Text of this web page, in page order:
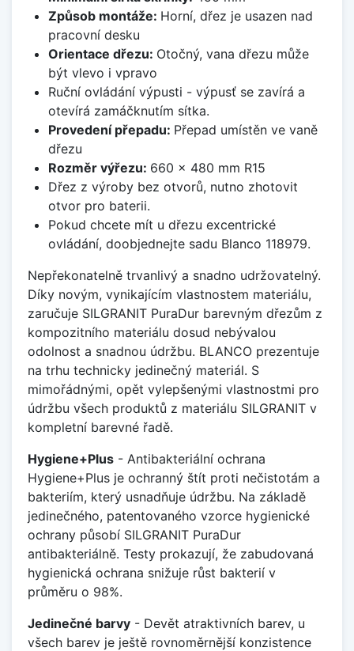
Způsob montáže: Horní, dřez je usazen nad
pracovní desku
Orientace dřezu: Otočný, vana dřezu může
být vlevo i vpravo
Ruční ovládání výpusti - výpusť se zavírá a
otevírá zamáčknutím sítka.
Provedení přepadu: Přepad umístěn ve vaně
dřezu
Rozměr výřezu: 660 x 480 mm R15
Dřez z výroby bez otvorů, nutno zhotovit
otvor pro baterii.
Pokud chcete mít u dřezu excentrické
ovládání, doobjednejte sadu Blanco 118979.
Nepřekonatelně trvanlivý a snadno udržovatelný.
Díky novým, vynikajícím vlastnostem materiálu,
zaručuje SILGRANIT PuraDur barevným dřezům z
kompozitního materiálu dosud nebývalou
odolnost a snadnou údržbu. BLANCO prezentuje
na trhu technicky jedinečný materiál. S
mimořádnými, opět vylepšenými vlastnostmi pro
údržbu všech produktů z materiálu SILGRANIT v
kompletní barevné řadě.
Hygiene+Plus - Antibakteriální ochrana
Hygiene+Plus je ochranný štít proti nečistotám a
bakteriím, který usnadňuje údržbu. Na základě
jedinečného, patentovaného vzorce hygienické
ochrany působí SILGRANIT PuraDur
antibakteriálně. Testy prokazují, že zabudovaná
hygienická ochrana snižuje růst bakterií v
průměru o 98%.
Jedinečné barvy - Devět atraktivních barev, u
všech barev je ještě rovnoměrnější konzistence